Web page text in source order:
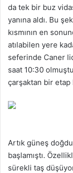
da tek bir buz
yanına aldı. Bu
kısmının en
atılabilen yere
seferinde Caner
saat 10:30
çarşaktan bir etap
Artık güneş
başlamıştı.
sürekli taş